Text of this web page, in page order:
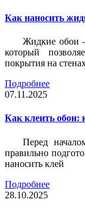
Как наносить
Жидкие обои
который
покрытия на
Подробнее
07.11.2025
Как клеить обои:
Перед
правильно
наносить клей
Подробнее
28.10.2025